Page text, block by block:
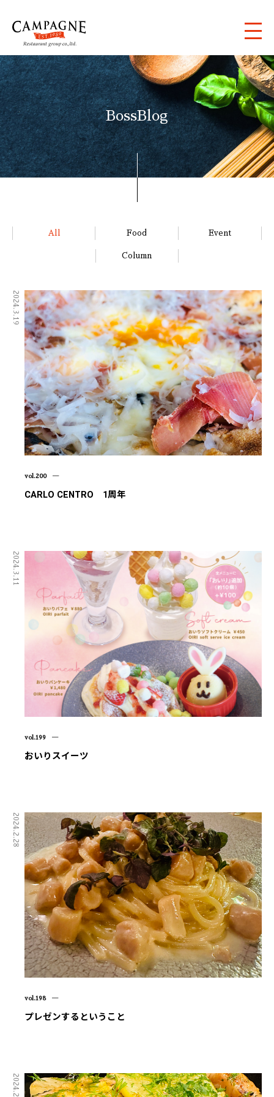
BossBlog
All Food Event
Column
2024.3.19
vol.200 ―
CARLO CENTRO 1周年
2024.3.11
vol.199 ―
おいりスイーツ
2024.2.28
vol.198 ―
プレゼンするということ